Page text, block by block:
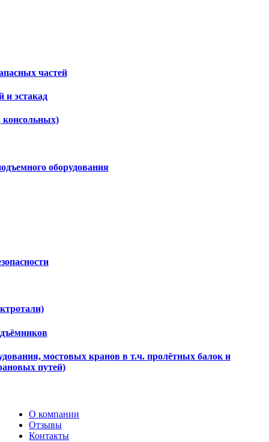
частей
и эстакад
консольных)
оборудования
мостовых кранов в т.ч. пролётных балок и
путей)
О компании
Отзывы
Контакты